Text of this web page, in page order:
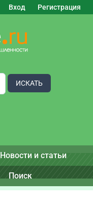
Вход Регистрация
ИСКАТЬ
Новости и статьи
Поиск